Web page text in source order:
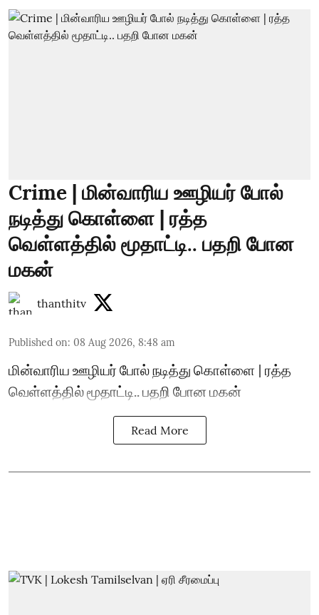
Crime | மின்வாரிய ஊழியர் போல்
நடித்து கொள்ளை | ரத்த
வெள்ளத்தில் மூதாட்டி.. பதறி போன
மகன்
thanthitv
Published on: 08 Aug 2026, 8:48 am
மின்வாரிய ஊழியர் போல் நடித்து கொள்ளை | ரத்த
வெள்ளத்தில் மூதாட்டி.. பதறி போன மகன்
Read More